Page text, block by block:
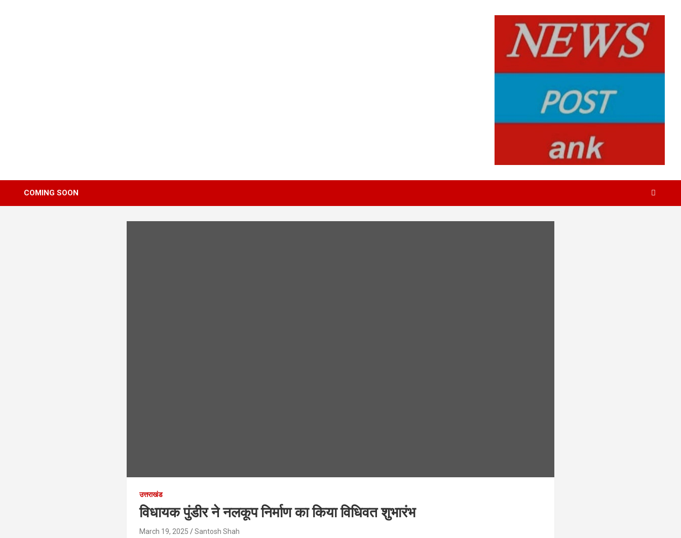
COMING SOON
उत्तराखंड
विधायक पुंडीर ने नलकूप निर्माण का किया विधिवत शुभारंभ
March 19, 2025 Santosh Shah